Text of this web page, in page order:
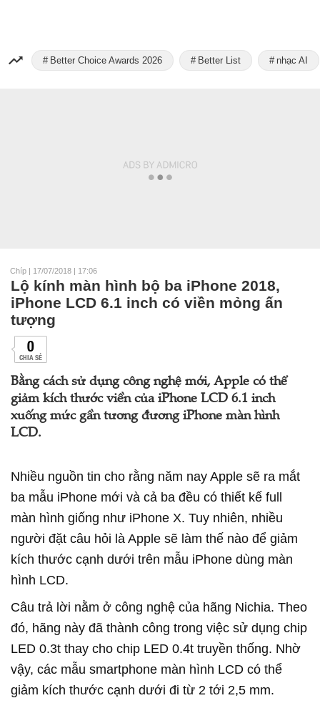
Better Choice Awards 2026 Better List nhạc AI
Chíp | 17/07/2018 | 17:06
Lộ kính màn hình bộ ba iPhone 2018,
iPhone LCD 6.1 inch có viền mỏng ấn
tượng
0
CHIA SẺ
Bằng cách sử dụng công nghệ mới, Apple có thể
giảm kích thước viền của iPhone LCD 6.1 inch
xuống mức gần tương đương iPhone màn hình
LCD.
Nhiều nguồn tin cho rằng năm nay Apple sẽ ra mắt
ba mẫu iPhone mới và cả ba đều có thiết kế full
màn hình giống như iPhone X. Tuy nhiên, nhiều
người đặt câu hỏi là Apple sẽ làm thế nào để giảm
kích thước cạnh dưới trên mẫu iPhone dùng màn
hình LCD.
Câu trả lời nằm ở công nghệ của hãng Nichia. Theo
đó, hãng này đã thành công trong việc sử dụng chip
LED 0.3t thay cho chip LED 0.4t truyền thống. Nhờ
vậy, các mẫu smartphone màn hình LCD có thể
giảm kích thước cạnh dưới đi từ 2 tới 2,5 mm.